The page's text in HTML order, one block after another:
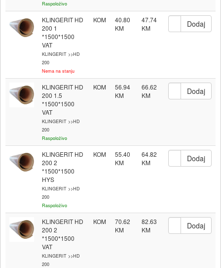
Raspoloživo
KLINGERIT HD
200 1
*1500*1500
VAT
KLINGERIT >>HD
200
Nema na stanju
KOM 40.80 47.74
KLINGERIT HD
200 1.5
*1500*1500
VAT
KLINGERIT >>HD
200
Raspoloživo
KOM 56.94 66.62
KLINGERIT HD
200 2
*1500*1500
HYS
KLINGERIT >>HD
200
Raspoloživo
KOM 55.40 64.82
KLINGERIT HD
200 2
*1500*1500
VAT
KLINGERIT >>HD
200
KOM 70.62 82.63